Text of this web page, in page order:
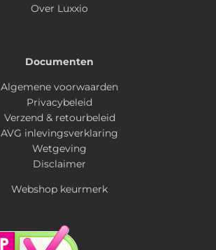
Over Luxxio
Documenten
Algemene voorwaarden
Privacybeleid
Verzend & retourbeleid
AVG inlevingsverklaring
Wetgeving
Disclaimer
Webshop keurmerk